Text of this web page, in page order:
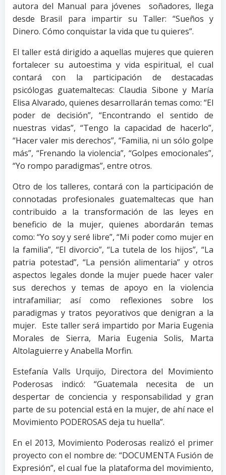
autora del Manual para jóvenes soñadores, llega
desde Brasil para impartir su Taller: “Sueños y
Dinero. Cómo conquistar la vida que tu quieres”.
El taller está dirigido a aquellas mujeres que quieren
fortalecer su autoestima y vida espiritual, el cual
contará con la participación de destacadas
psicólogas guatemaltecas: Claudia Sibone y María
Elisa Alvarado, quienes desarrollarán temas como: “El
poder de decisión”, “Encontrando el sentido de
nuestras vidas”, “Tengo la capacidad de hacerlo”,
“Hacer valer mis derechos”, “Familia, ni un sólo golpe
más”, “Frenando la violencia”, “Golpes emocionales”,
“Yo rompo paradigmas”, entre otros.
Otro de los talleres, contará con la participación de
connotadas profesionales guatemaltecas que han
contribuido a la transformación de las leyes en
beneficio de la mujer, quienes abordarán temas
como: “Yo soy y seré libre”, “Mi poder como mujer en
la familia”, “El divorcio”, “La tutela de los hijos”, “La
patria potestad”, “La pensión alimentaria” y otros
aspectos legales donde la mujer puede hacer valer
sus derechos y temas de apoyo en la violencia
intrafamiliar; así como reflexiones sobre los
paradigmas y tratos peyorativos que denigran a la
mujer. Este taller será impartido por Maria Eugenia
Morales de Sierra, Maria Eugenia Solis, Marta
Altolaguierre y Anabella Morfin.
Estefanía Valls Urquijo, Directora del Movimiento
Poderosas indicó: “Guatemala necesita de un
despertar de conciencia y responsabilidad y gran
parte de su potencial está en la mujer, de ahí nace el
Movimiento PODEROSAS deja tu huella”.
En el 2013, Movimiento Poderosas realizó el primer
proyecto con el nombre de: “DOCUMENTA Fusión de
Expresión”, el cual fue la plataforma del movimiento,